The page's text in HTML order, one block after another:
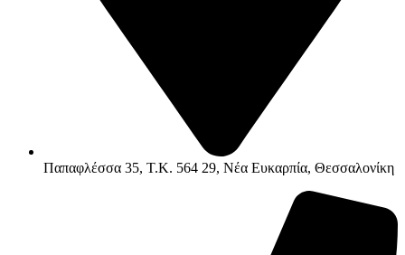
Παπαφλέσσα 35, Τ.Κ. 564 29, Νέα Ευκαρπία, Θεσσαλονίκη